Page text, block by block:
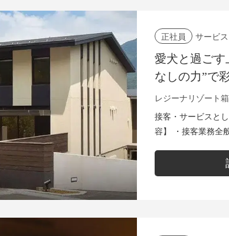
正社員 サービ
愛犬と過ごす
なしの力”で
スリゾート
レジーナリゾート
接客・サービスとしてご活
容】 ・接客業務全